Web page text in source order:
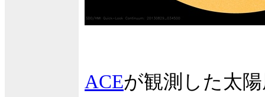
ACEが観測した太